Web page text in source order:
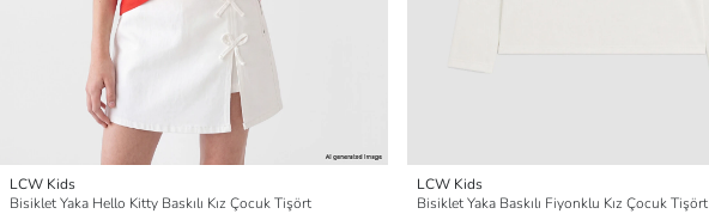
LCW Kids
Bisiklet Yaka Hello Kitty Baskılı Kız Çocuk Tişört
LCW Kids
Bisiklet Yaka Baskılı Fiyonklu Kız Çocuk Tişört